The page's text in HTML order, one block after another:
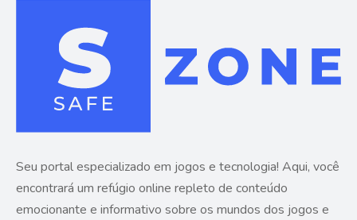
Seu portal especializado em jogos e tecnologia! Aqui, você
encontrará um refúgio online repleto de conteúdo
emocionante e informativo sobre os mundos dos jogos e